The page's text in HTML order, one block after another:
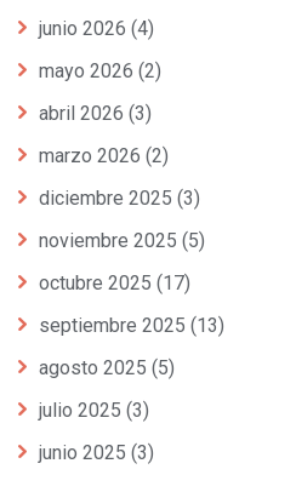
junio 2026 (4)
mayo 2026 (2)
abril 2026 (3)
marzo 2026 (2)
diciembre 2025 (3)
noviembre 2025 (5)
octubre 2025 (17)
septiembre 2025 (13)
agosto 2025 (5)
julio 2025 (3)
junio 2025 (3)